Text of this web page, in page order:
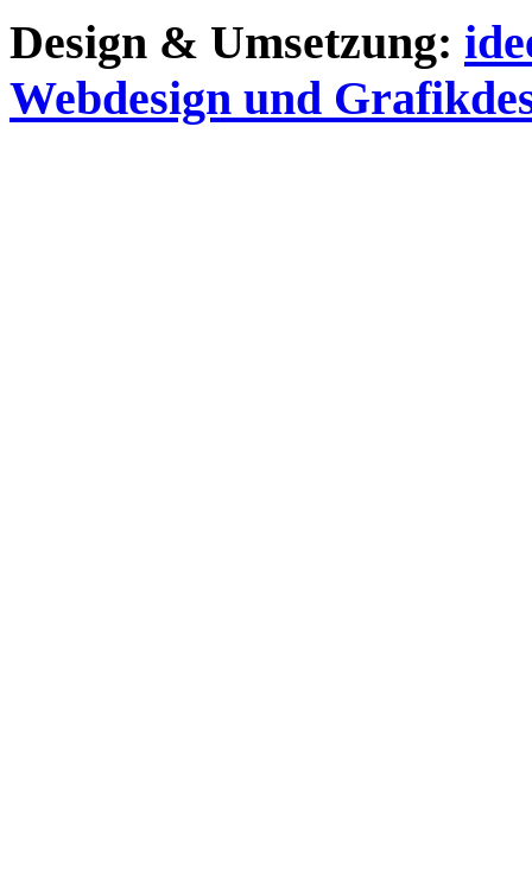
Design & Umsetzung:
Webdesign und